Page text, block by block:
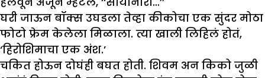
घरी जाऊन बॉक्स उघडला तेव्हा कीकोचा एक सुंदर मोठा
फोटो फ्रेम केलेला मिळाला. त्या खाली लिहिलं होतं,
‘हिरोशिमाचा एक अंश.’
चकित होऊन दोघंही बघत होती. शिवम अन किको जुळी